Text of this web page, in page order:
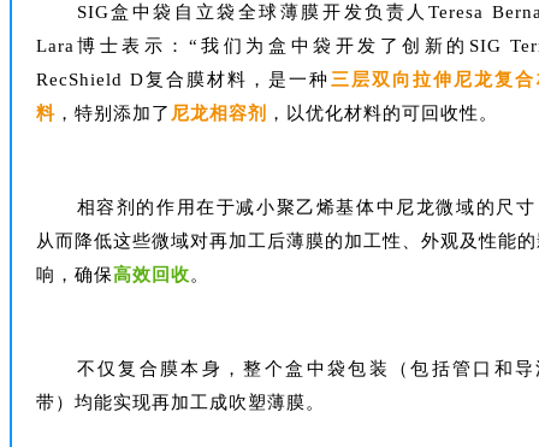
SIG盒中袋自立袋全球薄膜开发负责人Teresa
Lara博士表示：“我们为盒中袋开发了创新的SIG
RecShield D复合膜材料，是一种 三层双向拉伸尼龙复合
料，特别添加了 尼龙相容剂 ，以优化材料的可回收性。
相容剂的作用在于减小聚乙烯基体中尼龙微域的尺寸
从而降低这些微域对再加工后薄膜的加工性、外观及性能
响，确保高效回收。
不仅复合膜本身，整个盒中袋包装（包括管口和导
带）均能实现再加工成吹塑薄膜。